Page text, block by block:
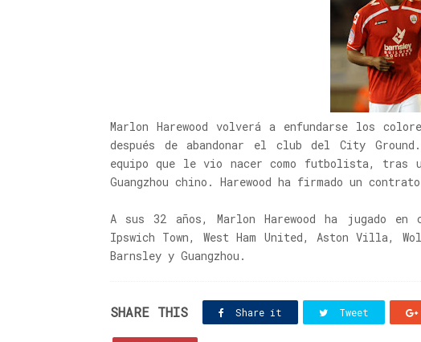
Marlon Harewood volverá a enfundarse los
después de abandonar el club del City
equipo que le vio nacer como futbolista, tras
Guangzhou chino. Harewood ha firmado un
A sus 32 años, Marlon Harewood ha jugado en
Ipswich Town, West Ham United, Aston Villa,
Barnsley y Guangzhou.
SHARE THIS Share it Tweet